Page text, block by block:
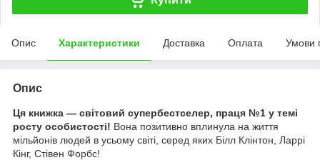
Опис Характеристики Доставка Оплата Умови
Опис
Ця книжка — світовий супербестселер, праця №1 у темі
росту особистості! Вона позитивно вплинула на життя
мільйонів людей в усьому світі, серед яких Білл Клінтон, Ларрі
Кінг, Стівен Форбс!